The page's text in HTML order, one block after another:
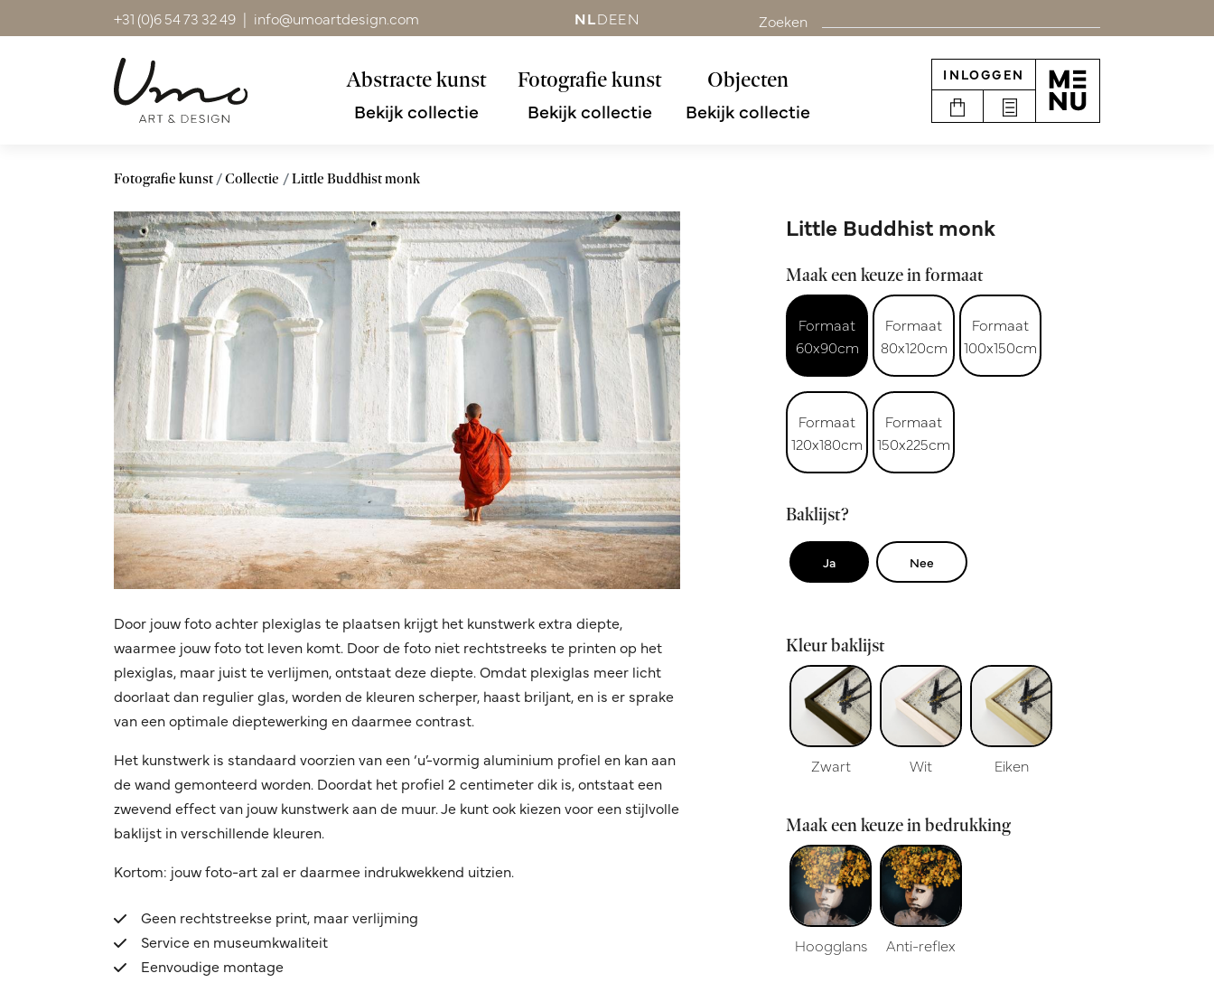
+31 (0)6 54 73 32 49 | info@umoartdesign.com NLDEEN Zoeken
Abstracte kunst
Bekijk collectie
Fotografie kunst
Bekijk collectie
Objecten
Bekijk collectie
INLOGGEN
Fotografie kunst Collectie Little Buddhist monk
Door jouw foto achter plexiglas te plaatsen krijgt het kunstwerk extra diepte,
waarmee jouw foto tot leven komt. Door de foto niet rechtstreeks te printen op het
plexiglas, maar juist te verlijmen, ontstaat deze diepte. Omdat plexiglas meer licht
doorlaat dan regulier glas, worden de kleuren scherper, haast briljant, en is er sprake
van een optimale dieptewerking en daarmee contrast.
Het kunstwerk is standaard voorzien van een ‘u’-vormig aluminium profiel en kan aan
de wand gemonteerd worden. Doordat het profiel 2 centimeter dik is, ontstaat een
zwevend effect van jouw kunstwerk aan de muur. Je kunt ook kiezen voor een stijlvolle
baklijst in verschillende kleuren.
Kortom: jouw foto-art zal er daarmee indrukwekkend uitzien.
Geen rechtstreekse print, maar verlijming
Service en museumkwaliteit
Eenvoudige montage
Little Buddhist monk
Maak een keuze in formaat
Formaat
60x90cm
Formaat
80x120cm
Formaat
100x150cm
Formaat
120x180cm
Formaat
150x225cm
Baklijst?
Ja Nee
Kleur baklijst
Zwart Wit Eiken
Maak een keuze in bedrukking
Hoogglans Anti-reflex